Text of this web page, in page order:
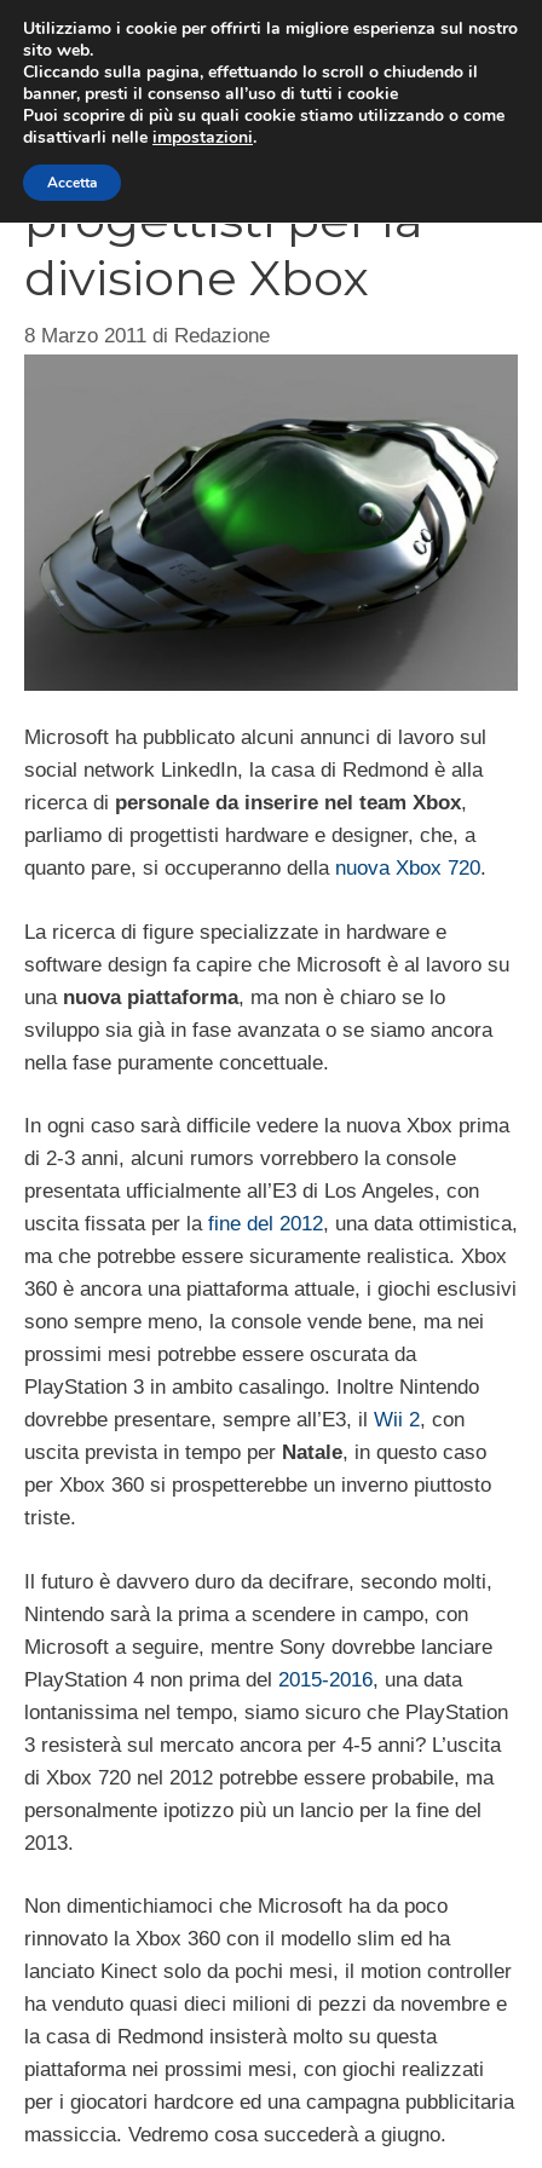
contenuto
Microsoft assume
progettisti per la
divisione Xbox
8 Marzo 2011 di Redazione
Microsoft ha pubblicato alcuni annunci di lavoro sul
social network LinkedIn, la casa di Redmond è alla
ricerca di personale da inserire nel team Xbox,
parliamo di progettisti hardware e designer, che, a
quanto pare, si occuperanno della nuova Xbox 720.
La ricerca di figure specializzate in hardware e
software design fa capire che Microsoft è al lavoro su
una nuova piattaforma, ma non è chiaro se lo
sviluppo sia già in fase avanzata o se siamo ancora
nella fase puramente concettuale.
In ogni caso sarà difficile vedere la nuova Xbox prima
di 2-3 anni, alcuni rumors vorrebbero la console
presentata ufficialmente all’E3 di Los Angeles, con
uscita fissata per la fine del 2012, una data ottimistica,
ma che potrebbe essere sicuramente realistica. Xbox
360 è ancora una piattaforma attuale, i giochi esclusivi
sono sempre meno, la console vende bene, ma nei
prossimi mesi potrebbe essere oscurata da
PlayStation 3 in ambito casalingo. Inoltre Nintendo
dovrebbe presentare, sempre all’E3, il Wii 2, con
uscita prevista in tempo per Natale, in questo caso
per Xbox 360 si prospetterebbe un inverno piuttosto
triste.
Il futuro è davvero duro da decifrare, secondo molti,
Nintendo sarà la prima a scendere in campo, con
Microsoft a seguire, mentre Sony dovrebbe lanciare
PlayStation 4 non prima del 2015-2016, una data
lontanissima nel tempo, siamo sicuro che PlayStation
3 resisterà sul mercato ancora per 4-5 anni? L’uscita
di Xbox 720 nel 2012 potrebbe essere probabile, ma
personalmente ipotizzo più un lancio per la fine del
2013.
Non dimentichiamoci che Microsoft ha da poco
rinnovato la Xbox 360 con il modello slim ed ha
lanciato Kinect solo da pochi mesi, il motion controller
ha venduto quasi dieci milioni di pezzi da novembre e
la casa di Redmond insisterà molto su questa
piattaforma nei prossimi mesi, con giochi realizzati
per i giocatori hardcore ed una campagna pubblicitaria
massiccia. Vedremo cosa succederà a giugno.
Utilizziamo i cookie per offrirti la migliore esperienza sul nostro
sito web.
Cliccando sulla pagina, effettuando lo scroll o chiudendo il
banner, presti il consenso all’uso di tutti i cookie
Puoi scoprire di più su quali cookie stiamo utilizzando o come
disattivarli nelle impostazioni.
Accetta